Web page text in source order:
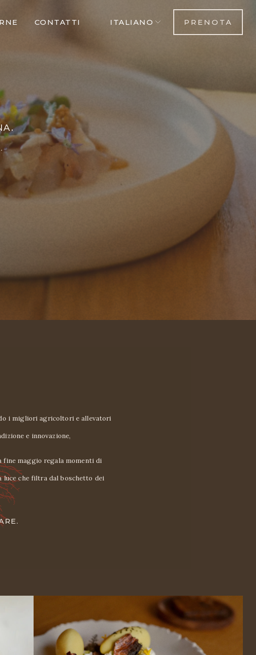
CONTATTI ITALIANO PRENOTA
i migliori agricoltori e allevatori
e innovazione,
fine maggio regala momenti di
luce che filtra dal boschetto dei